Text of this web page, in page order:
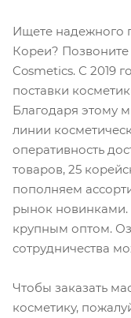
Ищете надежного
Кореи?
Cosmetics. С 2019
поставки
Благодаря этому
линии
оперативность
товаров, 25
пополняем
рынок новинками.
крупным оптом.
сотрудничества
Чтобы заказать
косметику,